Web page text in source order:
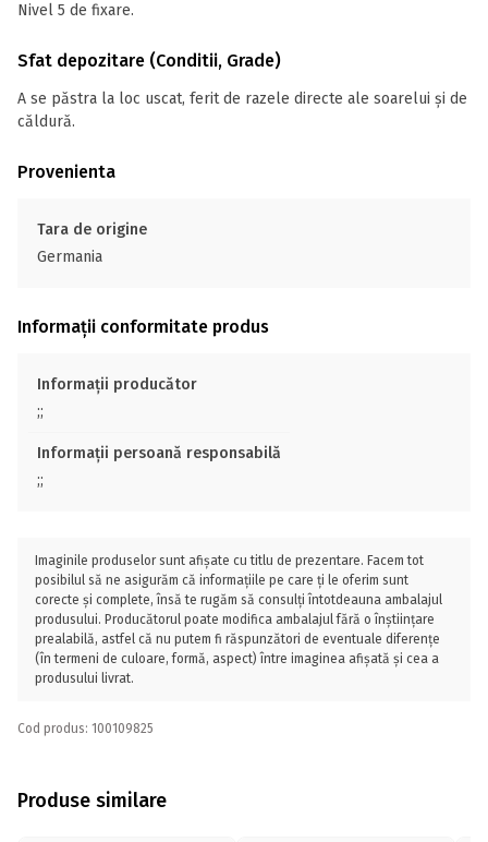
Nivel 5 de fixare.
Sfat depozitare (Conditii, Grade)
A se păstra la loc uscat, ferit de razele directe ale soarelui și de
căldură.
Provenienta
Tara de origine
Germania
Informații conformitate produs
Informații producător
;;
Informații persoană responsabilă
;;
Imaginile produselor sunt afișate cu titlu de prezentare. Facem tot
posibilul să ne asigurăm că informațiile pe care ți le oferim sunt
corecte și complete, însă te rugăm să consulți întotdeauna ambalajul
produsului. Producătorul poate modifica ambalajul fără o înștiințare
prealabilă, astfel că nu putem fi răspunzători de eventuale diferențe
(în termeni de culoare, formă, aspect) între imaginea afișată și cea a
produsului livrat.
Cod produs: 100109825
Produse similare